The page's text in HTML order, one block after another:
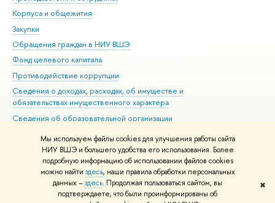
Мы используем файлы cookies для улучшения работы сайта
НИУ ВШЭ и большего удобства его использования. Более
подробную информацию об использовании файлов cookies
можно найти здесь, наши правила обработки персональных
данных –здесь. Продолжая пользоваться сайтом, вы
подтверждаете, что были проинформированы об
✖
Корпуса и общежития
Закупки
Обращения граждан в НИУ ВШЭ
Фонд целевого капитала
Противодействие коррупции
Сведения о доходах, расходах, об имуществе и
обязательствах имущественного характера
Сведения об образовательной организации
Людям с ограниченными возможностями здоровья
Единая платежная страница
Работа в Вышке